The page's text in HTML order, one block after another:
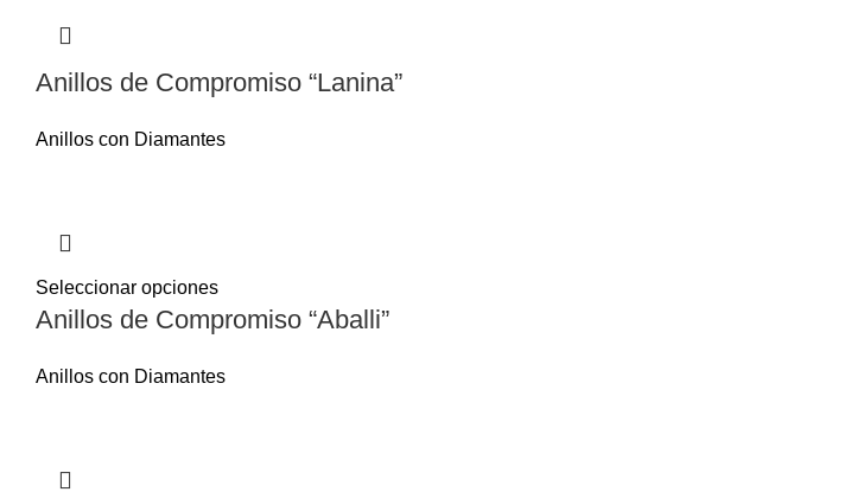
Anillos de Compromiso “Lanina”
Anillos con Diamantes
Seleccionar opciones
Anillos de Compromiso “Aballi”
Anillos con Diamantes